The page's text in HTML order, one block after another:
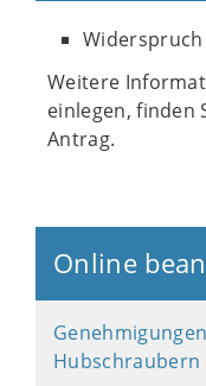
Widerspruch
Weitere
einlegen, finden
Antrag.
Online